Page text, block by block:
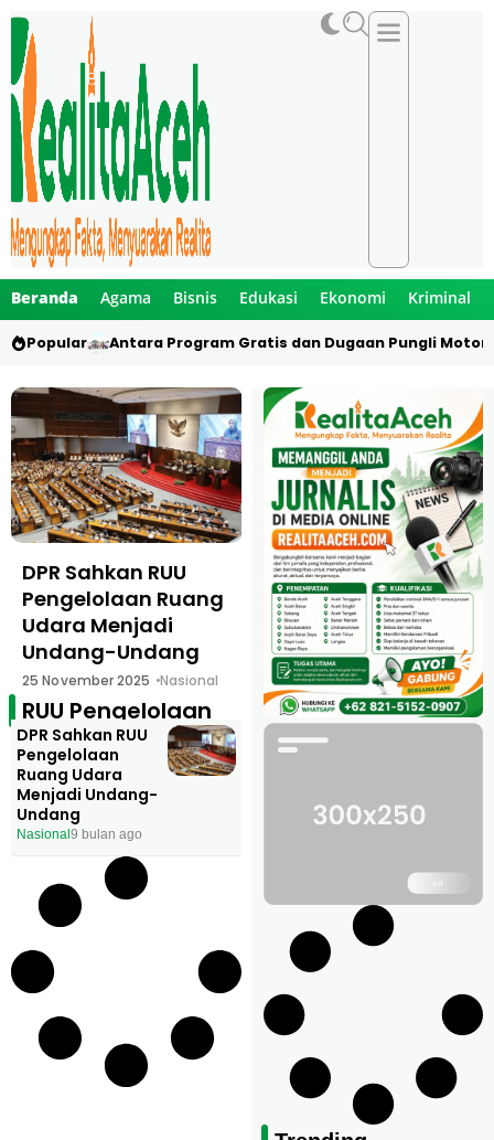
Beranda Agama Bisnis Edukasi Ekonomi Kriminal
Popular Antara Program Gratis dan Dugaan Pungli Motor
DPR Sahkan RUU
Pengelolaan Ruang
Udara Menjadi
Undang-Undang
25 November 2025 Nasional
RUU Pengelolaan
DPR Sahkan RUU
Pengelolaan
Ruang Udara
Menjadi Undang-
Undang
Nasional 9 bulan ago